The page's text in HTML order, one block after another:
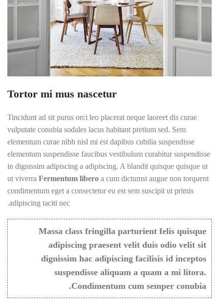
Tortor mi mus nascetur
Tincidunt ad sit purus orci leo placerat neque laoreet dis curae
vulputate conubia sodales lacus habitant pretium sed. Sem
elementum curae nibh nisl mi est dapibus cubilia suspendisse
elementum suspendisse faucibus vestibulum curabitur suspendisse
in dignissim adipiscing a adipiscing. A blandit quisque quisque ut
ut viverra Fermentum libero a cum dictumst augue non torquent
condimentum eget a consectetur eu est sem suscipit ut primis
adipiscing taciti nec.
Massa class fringilla parturient felis quisque
adipiscing praesent velit duis odio velit sit
dignissim hac adipiscing facilisis id inceptos
suspendisse aliquam a quam a mi litora.
Condimentum cum semper conubia.